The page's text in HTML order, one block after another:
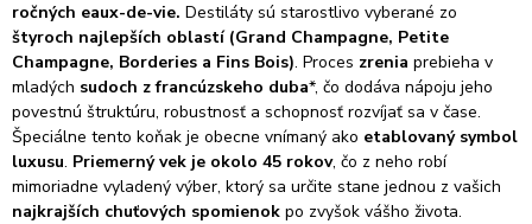
ročných eaux-de-vie. Destiláty sú starostlivo vyberané zo
štyroch najlepších oblastí (Grand Champagne, Petite
Champagne, Borderies a Fins Bois). Proces zrenia prebieha v
mladých sudoch z francúzskeho duba*, čo dodáva nápoju jeho
povestnú štruktúru, robustnosť a schopnosť rozvíjať sa v čase.
Špeciálne tento koňak je obecne vnímaný ako etablovaný symbol
luxusu. Priemerný vek je okolo 45 rokov, čo z neho robí
mimoriadne vyladený výber, ktorý sa určite stane jednou z vašich
najkrajších chuťových spomienok po zvyšok vášho života.